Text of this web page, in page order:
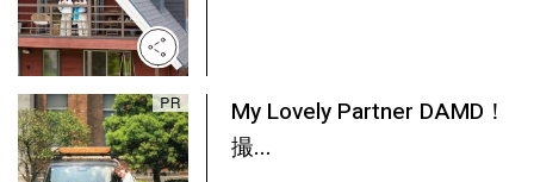
My Lovely Partner DAMD！
撮...